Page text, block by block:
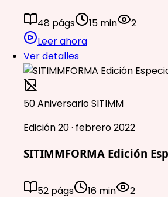
48 págs 15 min
2
Leer ahora
Ver detalles
50 Aniversario SITIMM
Edición 20 · febrero 2022
SITIMMFORMA Edición
52 págs 16 min
2